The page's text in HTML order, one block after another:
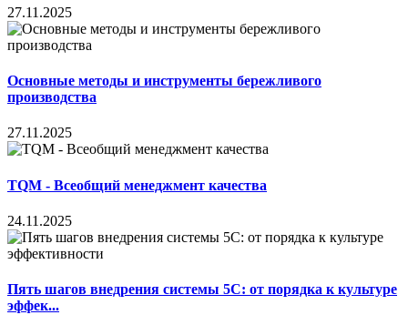
27.11.2025
Основные методы и инструменты бережливого
производства
27.11.2025
TQM - Всеобщий менеджмент качества
24.11.2025
Пять шагов внедрения системы 5С: от порядка к культуре
эффек...